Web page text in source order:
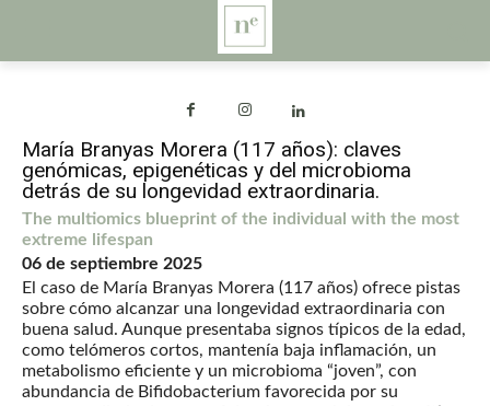
María Branyas Morera (117 años): claves
genómicas, epigenéticas y del microbioma
detrás de su longevidad extraordinaria.
The multiomics blueprint of the individual with the most
extreme lifespan
06 de septiembre 2025
El caso de María Branyas Morera (117 años) ofrece pistas
sobre cómo alcanzar una longevidad extraordinaria con
buena salud. Aunque presentaba signos típicos de la edad,
como telómeros cortos, mantenía baja inflamación, un
metabolismo eficiente y un microbioma “joven”, con
abundancia de Bifidobacterium favorecida por su